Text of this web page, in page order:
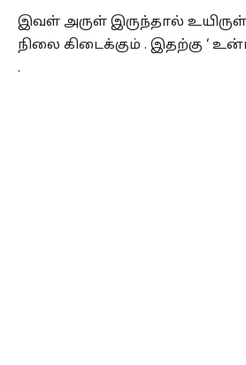
இவள் அருள் இருந்தால்
நிலை கிடைக்கும் . இதற்கு ‘
.